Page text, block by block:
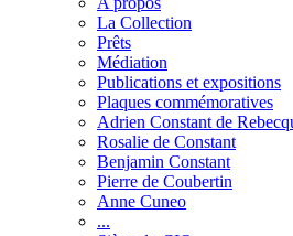
La Collection
Prêts
Médiation
Publications et expositions
Plaques commémoratives
Adrien Constant de
Rosalie de Constant
Benjamin Constant
Pierre de Coubertin
Anne Cuneo
...